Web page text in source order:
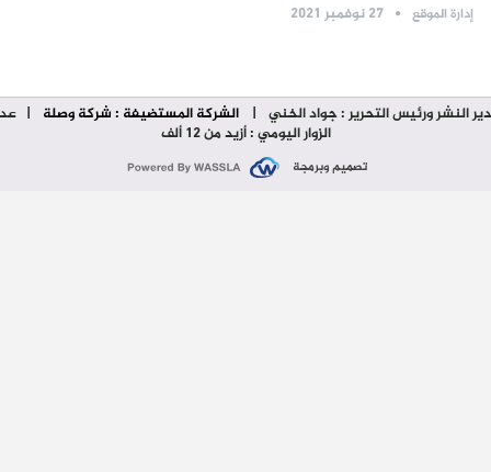
إدارة الموقع 27 نوفمبر 2021
النشر ورئيس التحرير : جواد الخني | الشركة المستضيفة : شركة وصلة |
الزوار اليومي : أزيد من 12 ألف
تصميم وبرمجة